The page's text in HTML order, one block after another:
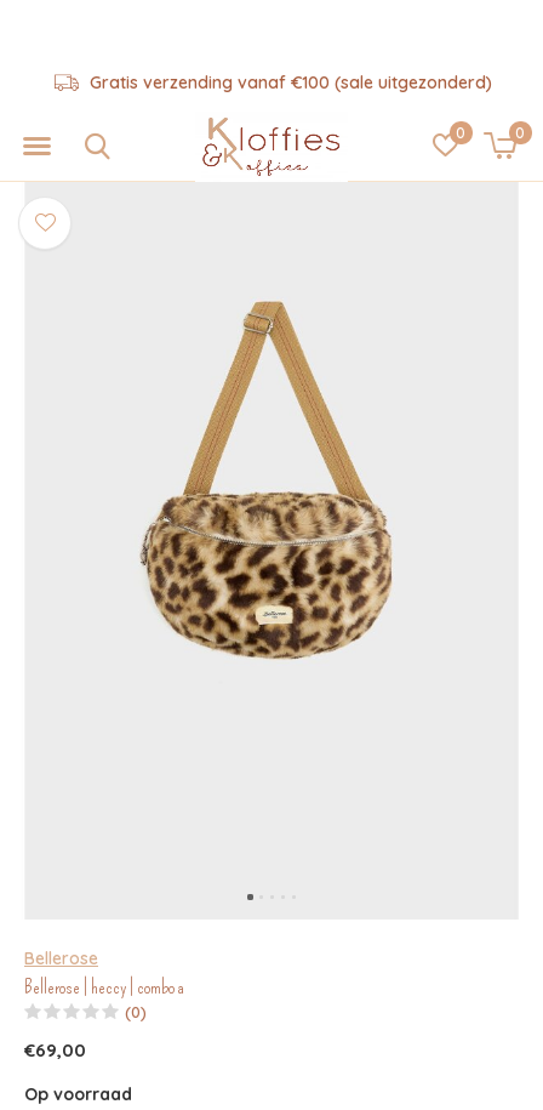
0 0
Gratis verzending vanaf €100 (sale uitgezonderd)
Bellerose
Bellerose | heccy | combo a
(0)
€69,00
Op voorraad